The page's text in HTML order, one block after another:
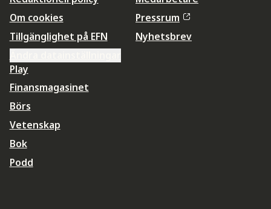
Om cookies
Tillgänglighet på EFN
Pressrum
Nyhetsbrev
Play
Finansmagasinet
Börs
Vetenskap
Bok
Podd